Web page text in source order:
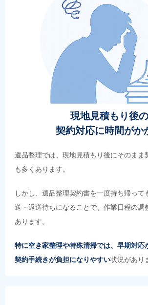
現地見積もり後の
契約対応に時間がか
遺品整理では、現地見積もり後にそのまま
も多くあります。
しかし、遺品整理契約書を一度持ち帰って
送・返送待ちになることで、作業日程の調
あります。
特に空き家整理や特殊清掃では、早期対応
契約手続きが負担になりやすい状況があり